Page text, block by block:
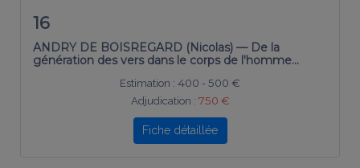
16
ANDRY DE BOISREGARD (Nicolas) — De la
génération des vers dans le corps de l'homme...
Estimation : 400 - 500 €
Adjudication : 750 €
Fiche détaillée